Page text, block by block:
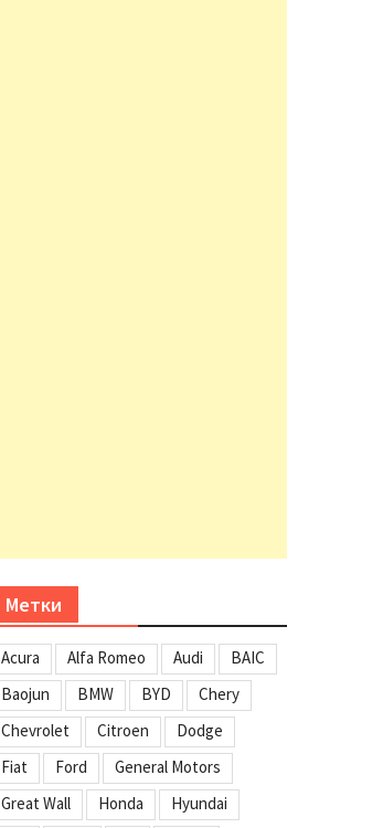
Метки
Acura Alfa Romeo Audi
BAIC
Baojun
BMW BYD
Chery
Chevrolet
Citroen
Dodge
Fiat
Ford
General Motors
Great Wall
Honda
Hyundai